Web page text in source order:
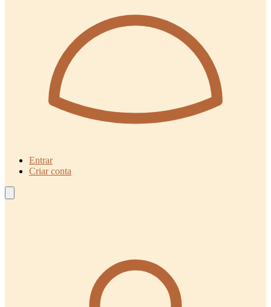
Entrar
Criar conta